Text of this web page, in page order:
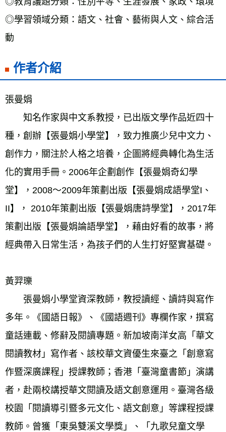
◎學習領域分類：語文、社會、藝術與人文、綜合活
動
作者介紹
張曼娟
知名作家與中文系教授，已出版文學作品近四十
種，創辦【張曼娟小學堂】，致力推廣少兒中文力、
創作力，關注於人格之培養，企圖將經典轉化為生活
化的實用手冊。2006年企劃創作【張曼娟奇幻學
堂】，2008～2009年策劃出版【張曼娟成語學堂I、
II】， 2010年策劃出版【張曼娟唐詩學堂】，2017年
策劃出版【張曼娟論語學堂】，藉由好看的故事，將
經典帶入日常生活，為孩子們的人生打好堅實基礎。
黃羿瓅
張曼娟小學堂資深教師，教授讀經、讀詩與寫作
多年。《國語日報》、《國語週刊》專欄作家，撰寫
童話連載、修辭及閱讀專題。新加坡南洋女高「華文
閱讀教材」寫作者、該校華文資優生來臺之「創意寫
作暨深廣課程」授課教師；香港「臺灣童書節」演講
者，赴兩校講授華文閱讀及語文創意運用。臺灣各級
校園「閱讀導引暨多元文化、語文創意」等課程授課
教師。曾獲「東吳雙溪文學獎」、「九歌兒童文學